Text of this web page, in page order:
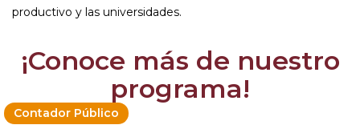
productivo y las universidades.
¡Conoce más de nuestro
programa!
Contador Público